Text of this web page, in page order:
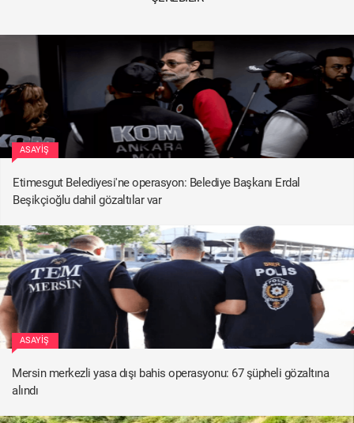
ASAYIŞ
Etimesgut Belediyesi'ne operasyon: Belediye Başkanı Erdal
Beşikçioğlu dahil gözaltılar var
ASAYIŞ
Mersin merkezli yasa dışı bahis operasyonu: 67 şüpheli gözaltına
alındı